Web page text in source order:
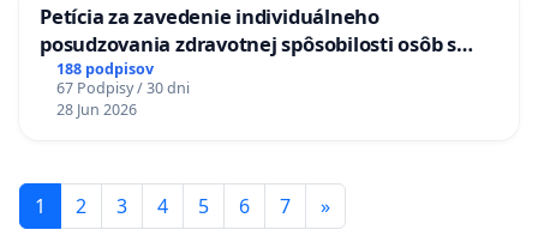
Petícia za zavedenie individuálneho
posudzovania zdravotnej spôsobilosti osôb s
diabetom 1. a 2. typu pri prijímaní do
Policajného zboru SR
188 podpisov
67 Podpisy / 30 dni
28 Jun 2026
1 2 3 4 5 6 7 »